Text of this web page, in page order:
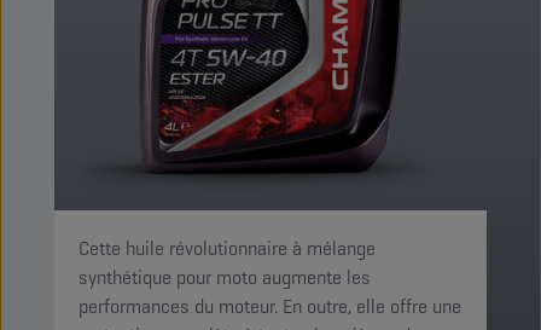
Cette huile révolutionnaire à mélange
synthétique pour moto augmente les
performances du moteur. En outre, elle offre une